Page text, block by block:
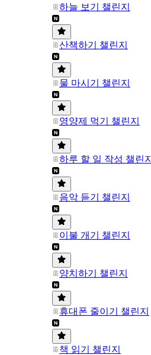
하늘 보기 챌린지
산책하기 챌린지
물 마시기 챌린지
영양제 먹기 챌린지
하루 할 일 작성 챌린지
음악 듣기 챌린지
이불 개기 챌린지
양치하기 챌린지
휴대폰 줄이기 챌린지
책 읽기 챌린지